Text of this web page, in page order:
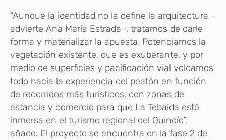
“Aunque la identidad no la define la arquitectura –
advierte Ana María Estrada–, tratamos de darle
forma y materializar la apuesta. Potenciamos la
vegetación existente, que es exuberante, y por
medio de superficies y pacificación vial volcamos
todo hacia la experiencia del peatón en función
de recorridos más turísticos, con zonas de
estancia y comercio para que La Tebaida esté
inmersa en el turismo regional del Quindío”,
añade. El proyecto se encuentra en la fase 2 de